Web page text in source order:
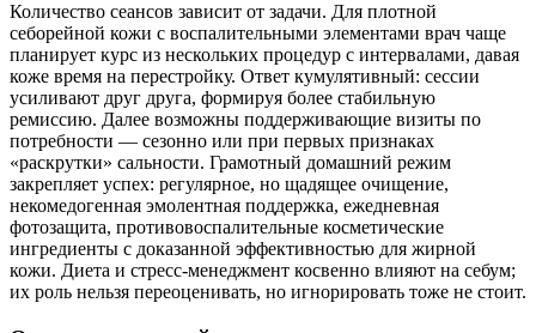
Количество сеансов зависит от задачи. Для плотной
себорейной кожи с воспалительными элементами врач чаще
планирует курс из нескольких процедур с интервалами, давая
коже время на перестройку. Ответ кумулятивный: сессии
усиливают друг друга, формируя более стабильную
ремиссию. Далее возможны поддерживающие визиты по
потребности — сезонно или при первых признаках
«раскрутки» сальности. Грамотный домашний режим
закрепляет успех: регулярное, но щадящее очищение,
некомедогенная эмолентная поддержка, ежедневная
фотозащита, противовоспалительные косметические
ингредиенты с доказанной эффективностью для жирной
кожи. Диета и стресс-менеджмент косвенно влияют на себум;
их роль нельзя переоценивать, но игнорировать тоже не стоит.